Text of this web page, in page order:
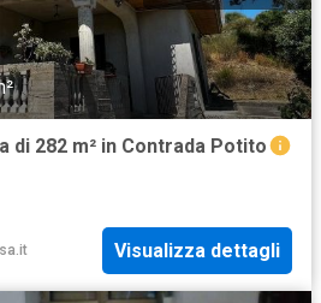
di 282 m² in Contrada Potito
Visualizza dettagli